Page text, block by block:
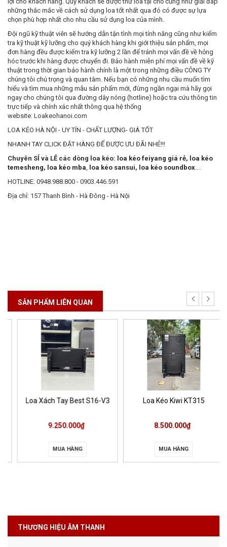
những thắc mắc về cách sử dụng loa tốt nhất qua đó có được sự lựa
chọn phù hợp nhất cho nhu cầu sử dụng loa của mình.
Đội ngũ kỹ thuật viên sẽ hướng dẫn tận tình mọi tính năng cũng như kiểm
tra kỹ thuật kỹ lưỡng cho quý khách hàng khi giới thiệu sản phẩm, mọi
đơn hàng đều được kiểm tra kỹ lưỡng 2 lần để tránh mọi vấn đề về hỏng
hóc trước khi hàng được chuyển đi. Bảo hành miễn phí mọi vấn đề về kỹ
thuật trong thời gian bảo hành chính là một trong những điều CÔNG TY
chúng tôi chú trọng và quan tâm. Nếu bạn có những nhu cầu muốn tìm
hiểu và tìm mua những mẫu sản phẩm mới, đừng ngần ngại mà hãy gọi
ngay cho chúng tôi qua đường dây nóng (hotline) hoặc tra cứu thông tin
trực tiếp và chính xác nhất thông qua hệ thống
website: Loakeohanoi.com
LOA KÉO HÀ NỘI - UY TÍN - CHẤT LƯỢNG- GIÁ TỐT
NHANH TAY CLICK ĐẶT HÀNG ĐỂ ĐƯỢC ƯU ĐÃI NHÉ!!!
Chuyên SỈ và LẺ các dòng loa kéo: loa kéo feiyang giá rẻ, loa kéo
temesheng, loa kéo mba, loa kéo sansui, loa kéo soundbox....
HOTLINE: 0948.988.800 - 0903.446.591
Địa chỉ: 157 Thanh Bình - Hà Đông - Hà Nội
SẢN PHẨM LIÊN QUAN
Loa Xách Tay Best S16-V3
9.250.000₫
MUA HÀNG
Loa Kéo Kiwi KT315
8.500.000₫
MUA HÀNG
THƯƠNG HIỆU ÂM THANH